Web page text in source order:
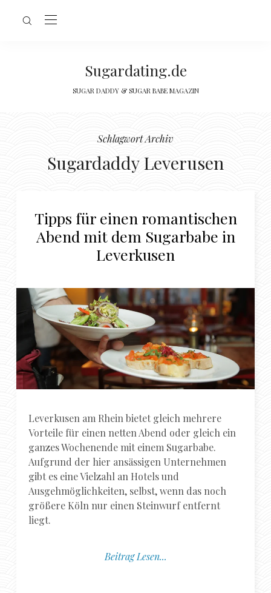
Sugardating.de
SUGAR DADDY & SUGAR BABE MAGAZIN
Schlagwort Archiv
Sugardaddy Leverusen
Tipps für einen romantischen
Abend mit dem Sugarbabe in
Leverkusen
Leverkusen am Rhein bietet gleich mehrere
Vorteile für einen netten Abend oder gleich ein
ganzes Wochenende mit einem Sugarbabe.
Aufgrund der hier ansässigen Unternehmen
gibt es eine Vielzahl an Hotels und
Ausgehmöglichkeiten, selbst, wenn das noch
größere Köln nur einen Steinwurf entfernt
liegt.
Beitrag Lesen...